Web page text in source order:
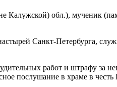
Калужской) обл.), мученик
Санкт-Петербурга,
работ и штрафу за
послушание в храме в